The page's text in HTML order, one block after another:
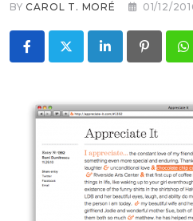
BYCAROL T. MORÉ 01/12/
LinkedIn